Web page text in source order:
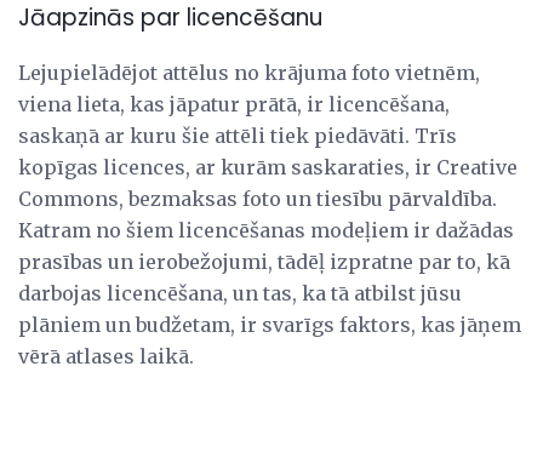
Jāapzinās par licencēšanu
Lejupielādējot attēlus no krājuma foto vietnēm,
viena lieta, kas jāpatur prātā, ir licencēšana,
saskaņā ar kuru šie attēli tiek piedāvāti. Trīs
kopīgas licences, ar kurām saskaraties, ir Creative
Commons, bezmaksas foto un tiesību pārvaldība.
Katram no šiem licencēšanas modeļiem ir dažādas
prasības un ierobežojumi, tādēļ izpratne par to, kā
darbojas licencēšana, un tas, ka tā atbilst jūsu
plāniem un budžetam, ir svarīgs faktors, kas jāņem
vērā atlases laikā.